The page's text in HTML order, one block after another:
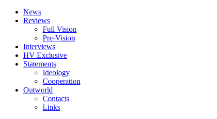
News
Reviews
Full Vision
Pre-Vision
Interviews
HV Exclusive
Statements
Ideology
Cooperation
Outworld
Contacts
Links